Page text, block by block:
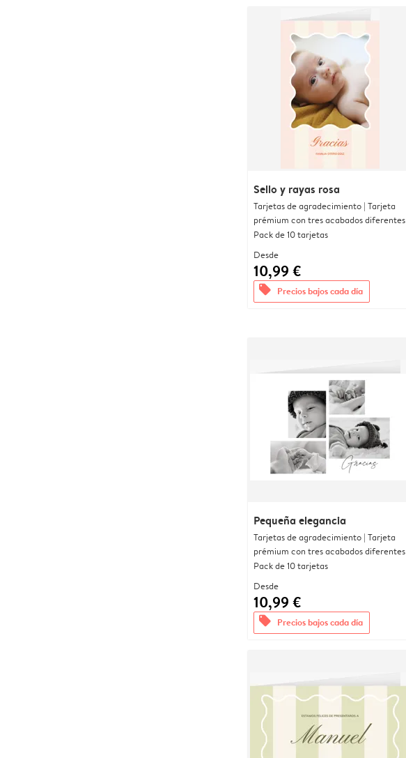
Sello y rayas rosa
Tarjetas de agradecimiento | Tarjeta
prémium con tres acabados diferentes
Pack de 10 tarjetas
Desde
10,99 €
offers Precios bajos cada día
Pequeña elegancia
Tarjetas de agradecimiento | Tarjeta
prémium con tres acabados diferentes
Pack de 10 tarjetas
Desde
10,99 €
offers Precios bajos cada día